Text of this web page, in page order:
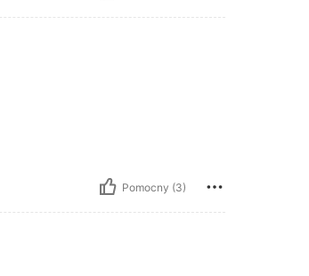
Pomocny (3)